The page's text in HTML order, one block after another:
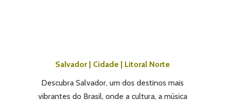
Salvador | Cidade | Litoral Norte
Descubra Salvador, um dos destinos mais
vibrantes do Brasil, onde a cultura, a música